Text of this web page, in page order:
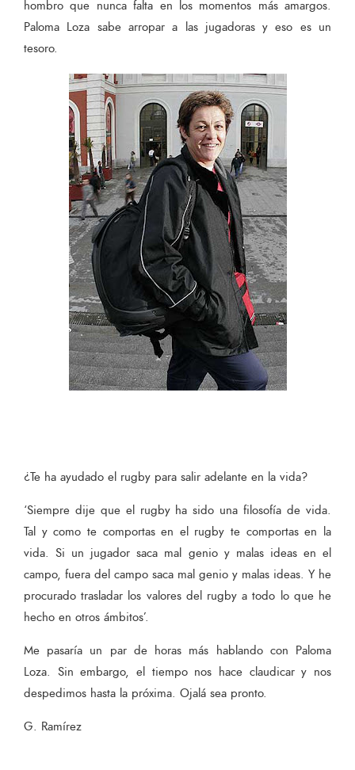
hombro que nunca falta en los momentos más amargos.
Paloma Loza sabe arropar a las jugadoras y eso es un
tesoro.
¿Te ha ayudado el rugby para salir adelante en la vida?
‘Siempre dije que el rugby ha sido una filosofía de vida.
Tal y como te comportas en el rugby te comportas en la
vida. Si un jugador saca mal genio y malas ideas en el
campo, fuera del campo saca mal genio y malas ideas. Y he
procurado trasladar los valores del rugby a todo lo que he
hecho en otros ámbitos’.
Me pasaría un par de horas más hablando con Paloma
Loza. Sin embargo, el tiempo nos hace claudicar y nos
despedimos hasta la próxima. Ojalá sea pronto.
G. Ramírez